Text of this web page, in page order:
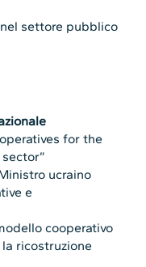
settore pubblico
for the
ucraino
e
cooperativo
ricostruzione